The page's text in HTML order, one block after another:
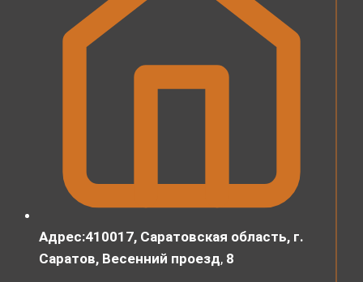
Адрес:410017, Саратовская область, г.
Саратов, Весенний проезд, 8